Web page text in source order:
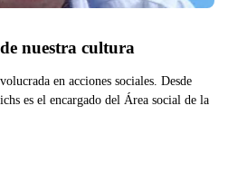
nuestra cultura
en acciones sociales. Desde
es el encargado del Área social de la